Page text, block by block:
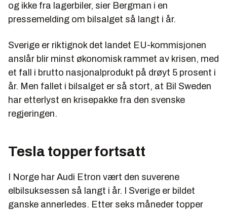
og ikke fra lagerbiler, sier Bergman i en
pressemelding om bilsalget så langt i år.
Sverige er riktignok det landet EU-kommisjonen
anslår blir minst økonomisk rammet av krisen, med
et fall i brutto nasjonalprodukt på drøyt 5 prosent i
år. Men fallet i bilsalget er så stort, at Bil Sweden
har etterlyst en krisepakke fra den svenske
regjeringen.
Tesla topper fortsatt
I Norge har Audi Etron vært den suverene
elbilsuksessen så langt i år. I Sverige er bildet
ganske annerledes. Etter seks måneder topper